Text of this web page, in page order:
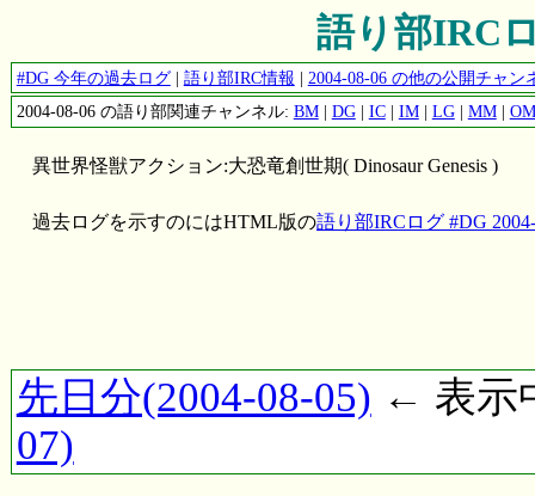
語り部IRC
#DG 今年の過去ログ| 語り部IRC情報 | 2004-08-06 の他の公開チャン
2004-08-06 の語り部関連チャンネル: BM| DG| IC| IM| LG| MM| OM
異世界怪獣アクション:大恐竜創世期( Dinosaur Genesis )
過去ログを示すのにはHTML版の語り部IRCログ #DG
先日分(2004-08-05) ← 表示
07)